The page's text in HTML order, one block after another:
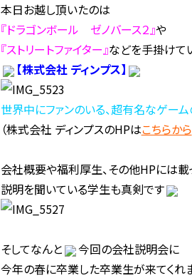
本日お越し頂いたのは
『ドラゴンボール ゼノバース２』や
『ストリートファイター』などを手掛けて
【株式会社 ディンプス】
世界中にファンのいる、超有名なゲー
（株式会社 ディンプスのHPはこちらから
会社概要や福利厚生、その他HPには
説明を聞いている学生も真剣です
そしてなんと
今回の会社説明会に
今年の春に卒業した卒業生が来てくれ